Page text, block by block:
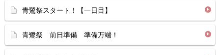
青鷺祭スタート！【一日目】
青鷺祭 前日準備 準備万端！